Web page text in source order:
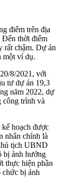
điểm trên địa
Đến thời điểm
rất chậm. Dự án
một ví dụ.
8/2021, với
tư dự án 19,3
năm 2022, dự
công trình và
hoạch được
nhân chính là
tịch UBND
bị ảnh hưởng
thực hiện phần
chức bị ảnh